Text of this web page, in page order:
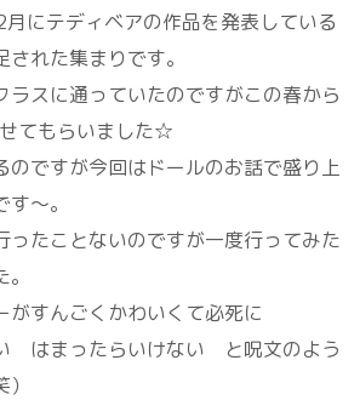
にテディベアの作品を発表している
れた集まりです。
ラスに通っていたのですがこの春から
てもらいました☆
のですが今回はドールのお話で盛り上
～。
ったことないのですが一度行ってみた
がすんごくかわいくて必死に
はまったらいけない と呪文のよう